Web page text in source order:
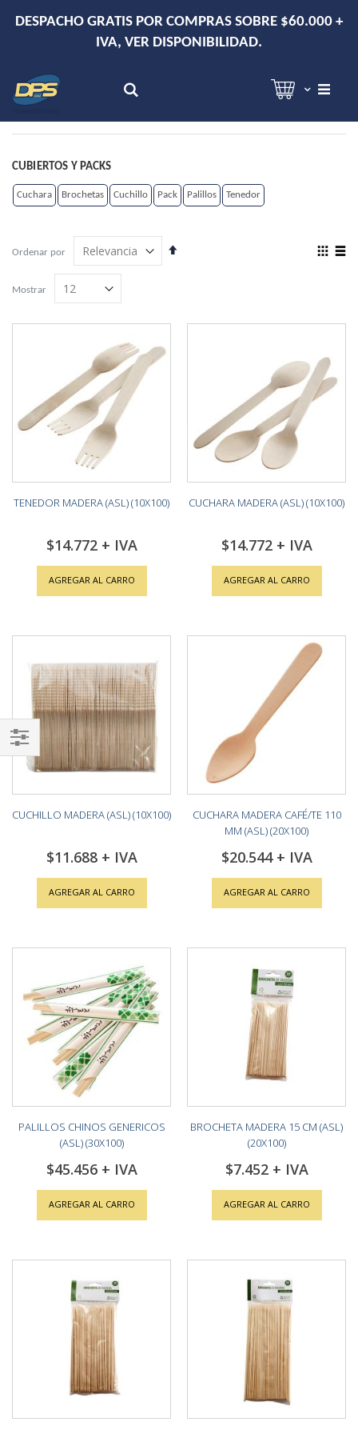
DESPACHO GRATIS POR COMPRAS SOBRE $60.000 +
IVA, VER DISPONIBILIDAD.
Hola!
Ordenar por
Establecer
View
Mostrar
TENEDOR MADERA (ASL) (10X100)
$14.772
AGREGAR AL CARRO
CUCHARA MADERA (ASL) (10X100)
$14.772
AGREGAR AL CARRO
CUCHILLO MADERA (ASL) (10X100)
$11.688
AGREGAR AL CARRO
CUCHARA MADERA CAFÉ/TE 110
MM (ASL) (20X100)
$20.544
AGREGAR AL CARRO
PALILLOS CHINOS GENERICOS
(ASL) (30X100)
$45.456
AGREGAR AL CARRO
BROCHETA MADERA 15 CM (ASL)
(20X100)
$7.452
AGREGAR AL CARRO
CUBIERTOS Y PACKS
Cuchara Brochetas Cuchillo Pack Palillos Tenedor
Shop